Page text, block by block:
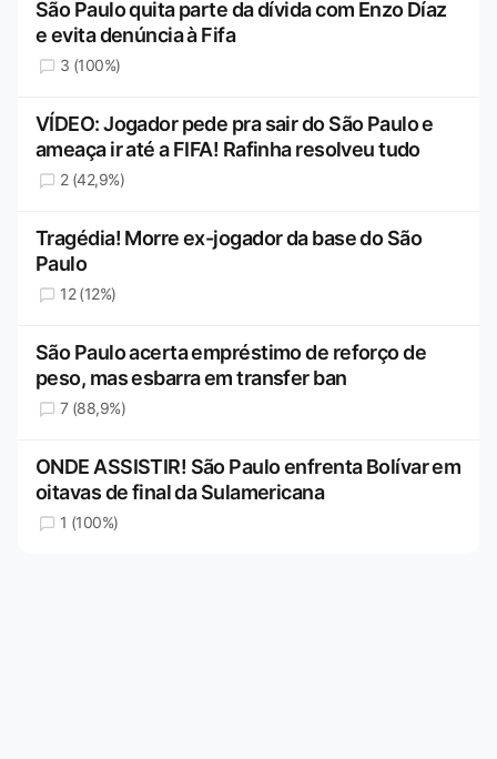
São Paulo quita parte da dívida com Enzo Díaz
e evita denúncia à Fifa
3 (100%)
VÍDEO: Jogador pede pra sair do São Paulo e
ameaça ir até a FIFA! Rafinha resolveu tudo
2 (42,9%)
Tragédia! Morre ex-jogador da base do São
Paulo
12 (12%)
São Paulo acerta empréstimo de reforço de
peso, mas esbarra em transfer ban
7 (88,9%)
ONDE ASSISTIR! São Paulo enfrenta Bolívar em
oitavas de final da Sulamericana
1 (100%)